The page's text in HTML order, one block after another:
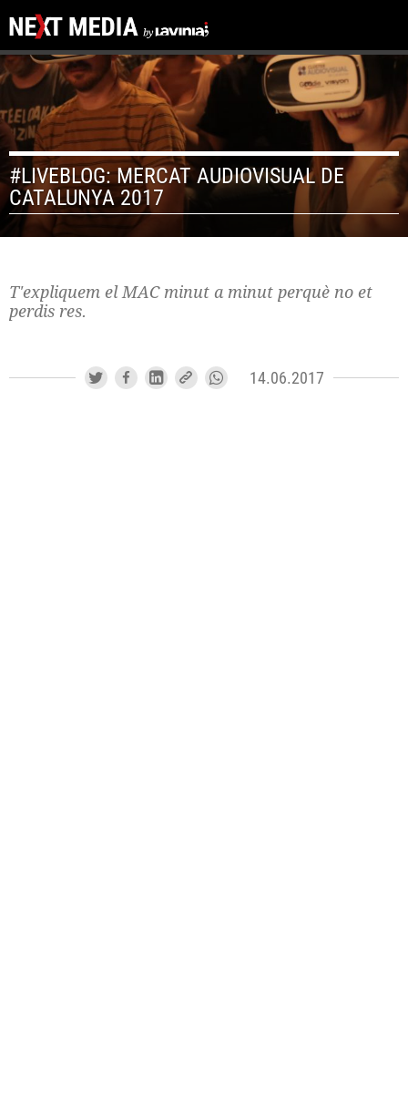
#LIVEBLOG: MERCAT AUDIOVISUAL DE
CATALUNYA 2017
T'expliquem el MAC minut a minut perquè no et
perdis res.
14.06.2017